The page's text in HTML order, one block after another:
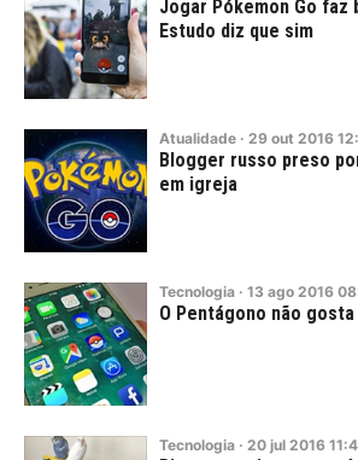
Jogar Pókemon Go faz
Estudo diz que sim
Atualidade · 29 out 2016
Blogger russo preso
em igreja
Tecnologia · 13 ago 2016
O Pentágono não
Tecnologia · 20 jul 2016